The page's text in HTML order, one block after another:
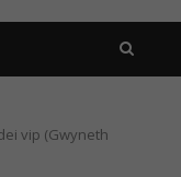
vip (Gwyneth